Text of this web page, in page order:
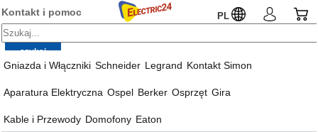
Kontakt i pomoc PL
Gniazda i Włączniki Schneider Legrand Kontakt Simon
Aparatura Elektryczna Ospel Berker Osprzęt Gira
Kable i Przewody Domofony Eaton